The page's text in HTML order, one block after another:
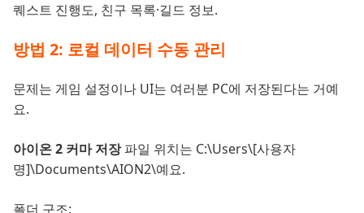
퀘스트 진행도, 친구 목록·길드 정보.
방법 2: 로컬 데이터 수동 관리
문제는 게임 설정이나 UI는 여러분 PC에 저장된다는 거예
요.
아이온 2 커마 저장파일 위치는 C:\Users\[사용자
명]\Documents\AION2\예요.
폴더 구조: